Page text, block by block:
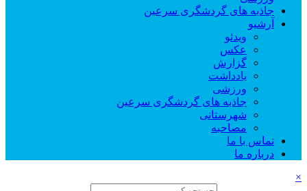
جاذبه های گردشگری سرعین
آرشیو
ویدئو
عکس
گزارش
یادداشت
ورزشی
جاذبه های گردشگری سرعین
شهرستانی
مصاحبه
تماس با ما
درباره ما
×